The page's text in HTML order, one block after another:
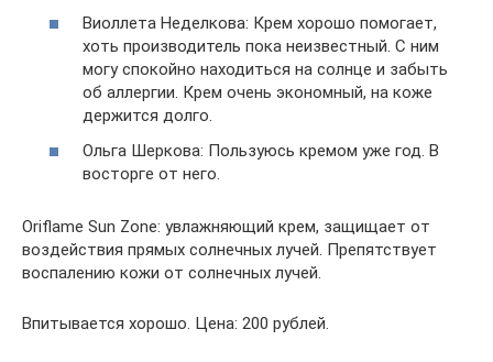
Виоллета Неделкова: Крем хорошо помогает,
хоть производитель пока неизвестный. С ним
могу спокойно находиться на солнце и забыть
об аллергии. Крем очень экономный, на коже
держится долго.
Ольга Шеркова: Пользуюсь кремом уже год. В
восторге от него.
Oriflame Sun Zone: увлажняющий крем, защищает от
воздействия прямых солнечных лучей. Препятствует
воспалению кожи от солнечных лучей.
Впитывается хорошо. Цена: 200 рублей.